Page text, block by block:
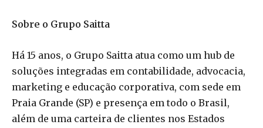
Sobre o Grupo Saitta
Há 15 anos, o Grupo Saitta atua como um hub de
soluções integradas em contabilidade, advocacia,
marketing e educação corporativa, com sede em
Praia Grande (SP) e presença em todo o Brasil,
além de uma carteira de clientes nos Estados